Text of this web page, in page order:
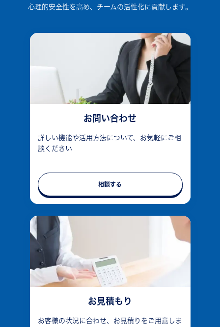
心理的安全性を高め、チームの活性化に貢献します。
お問い合わせ
詳しい機能や活用方法について、お気軽にご相
談ください
相談する
お見積もり
お客様の状況に合わせ、お見積りをご用意しま